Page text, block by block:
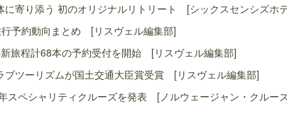
に寄り添う 初のオリジナルリトリート [シックスセンシズホ
予約動向まとめ [リスヴェル編集部]
旅程計68本の予約受付を開始 [リスヴェル編集部]
ブツーリズムが国土交通大臣賞受賞 [リスヴェル編集部]
スペシャリティクルーズを発表 [ノルウェージャン・クルー